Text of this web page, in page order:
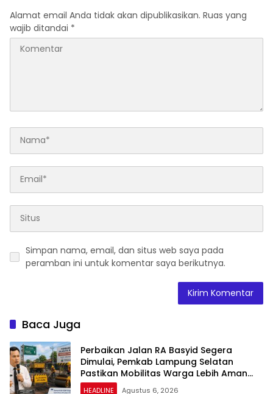
Alamat email Anda tidak akan dipublikasikan. Ruas yang
wajib ditandai *
Simpan nama, email, dan situs web saya pada
peramban ini untuk komentar saya berikutnya.
Baca Juga
Perbaikan Jalan RA Basyid Segera
Dimulai, Pemkab Lampung Selatan
Pastikan Mobilitas Warga Lebih Aman
dan Nyaman
HEADLINE Agustus 6, 2026